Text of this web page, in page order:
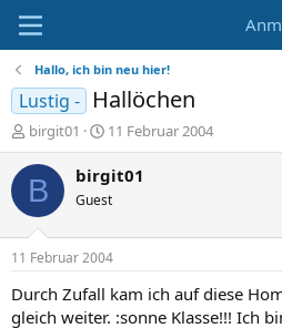
Hallo, ich bin neu hier!
Lustig - Hallöchen
E
r
s
e
r
birgit01
E
r
s
t
e
l
t
a
11 Februar 2004
B birgit01
Guest
11 Februar 2004
Durch Zufall kam ich auf diese
gleich weiter. :sonne Klasse!!! Ich